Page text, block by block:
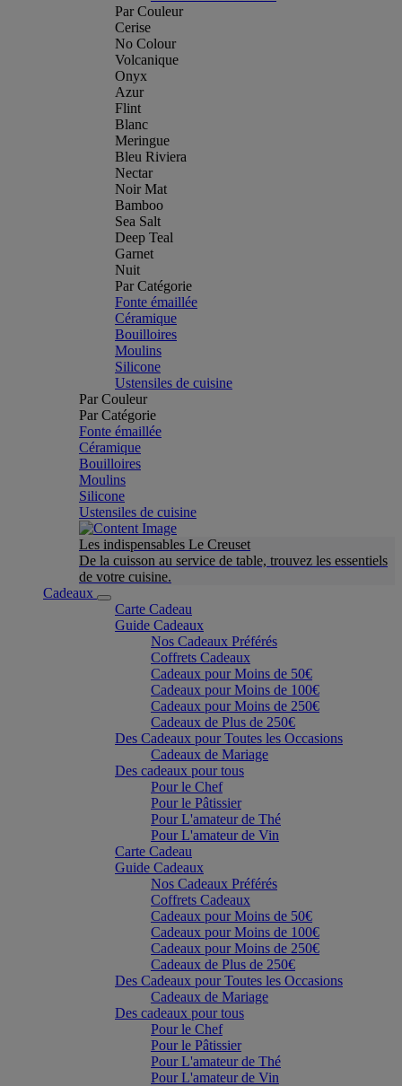
Par Couleur
Cerise
No Colour
Volcanique
Onyx
Azur
Flint
Blanc
Meringue
Bleu Riviera
Nectar
Noir Mat
Bamboo
Sea Salt
Deep Teal
Garnet
Nuit
Par Catégorie
Fonte émaillée
Céramique
Bouilloires
Moulins
Silicone
Ustensiles de cuisine
Par Couleur
Par Catégorie
Fonte émaillée
Céramique
Bouilloires
Moulins
Silicone
Ustensiles de cuisine
Les indispensables Le Creuset
De la cuisson au service de table, trouvez les essentiels
de votre cuisine.
Cadeaux
Carte Cadeau
Guide Cadeaux
Nos Cadeaux Préférés
Coffrets Cadeaux
Cadeaux pour Moins de 50€
Cadeaux pour Moins de 100€
Cadeaux pour Moins de 250€
Cadeaux de Plus de 250€
Des Cadeaux pour Toutes les Occasions
Cadeaux de Mariage
Des cadeaux pour tous
Pour le Chef
Pour le Pâtissier
Pour L'amateur de Thé
Pour L'amateur de Vin
Carte Cadeau
Guide Cadeaux
Nos Cadeaux Préférés
Coffrets Cadeaux
Cadeaux pour Moins de 50€
Cadeaux pour Moins de 100€
Cadeaux pour Moins de 250€
Cadeaux de Plus de 250€
Des Cadeaux pour Toutes les Occasions
Cadeaux de Mariage
Des cadeaux pour tous
Pour le Chef
Pour le Pâtissier
Pour L'amateur de Thé
Pour L'amateur de Vin